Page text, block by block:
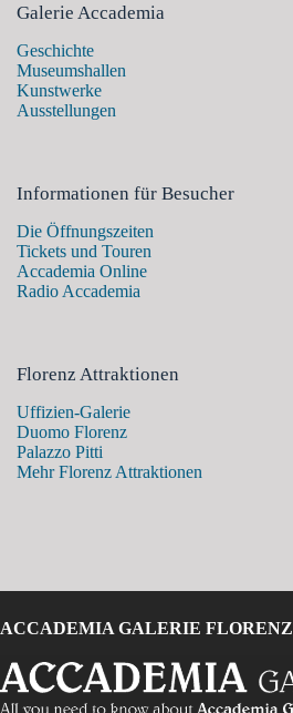
Galerie Accademia
Geschichte
Museumshallen
Kunstwerke
Ausstellungen
Informationen für Besucher
Die Öffnungszeiten
Tickets und Touren
Accademia Online
Radio Accademia
Florenz Attraktionen
Uffizien-Galerie
Duomo Florenz
Palazzo Pitti
Mehr Florenz Attraktionen
ACCADEMIA GALERIE FLORENZ